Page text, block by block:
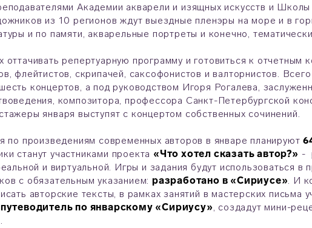
Академии акварели и изящных искусств и
из 10 регионов ждут выездные пленэры на море и в
и по памяти, акварельные портреты и конечно,
оттачивать репертуарную программу и готовиться к отчетным
флейтистов, скрипачей, саксофонистов и валторнистов.
концертов, а под руководством Игоря Рогалева,
композитора, профессора Санкт-Петербургской
января выступят с концертом собственных сочинений.
по произведениям современных авторов в январе планируют
станут участниками проекта «Что хотел сказать автор?» -
и виртуальной. Игры и задания будут использоваться в
с обязательным указанием: разработано в «Сириусе». И
авторские тексты, в рамках занятий в мастерских письма
путеводитель по январскому «Сириусу», создадут мини-